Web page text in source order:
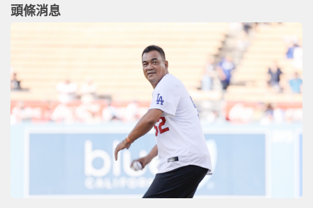
頭條消息